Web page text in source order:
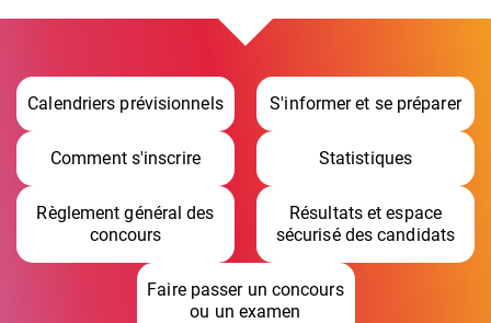
Calendriers prévisionnels S'informer et se préparer
Comment s'inscrire Statistiques
Règlement général des
concours
Résultats et espace
sécurisé des candidats
Faire passer un concours
ou un examen